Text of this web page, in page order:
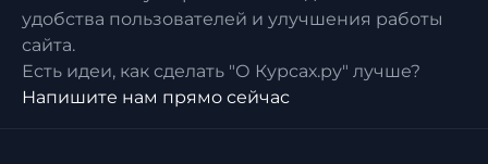
удобства пользователей и улучшения работы
сайта.
Есть идеи, как сделать "О Курсах.ру" лучше?
Напишите нам прямо сейчас